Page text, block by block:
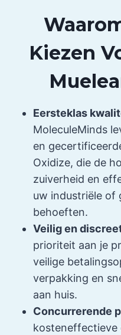
Kiezen
Eersteklas
MoleculeMinds
en
Oxidize, die de
zuiverheid en
uw industriële of
behoeften.
Veilig en
prioriteit aan je
veilige
verpakking en
aan huis.
Concurrerende
kosteneffectieve